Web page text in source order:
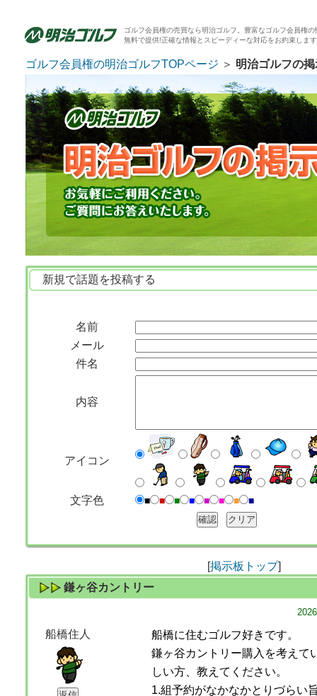
ゴルフ会員権の売買なら明治ゴルフ。豊富なゴルフ会員権の
無料で提供!正確な情報とスピーディーな対応をお約束しま
ゴルフ会員権の明治ゴルフTOPページ ＞ 明治ゴルフの
新規で話題を投稿する
名前
メール
件名
内容
アイコン
文字色 ■ ■ ■ ■ ■ ■ ■ ■
[掲示板トップ]
鎌ヶ谷カントリー
船橋住人
船橋に住むゴルフ好きです。
鎌ヶ谷カントリー購入を考えて
しい方、教えてください。
1.組予約がなかなかとりづらい